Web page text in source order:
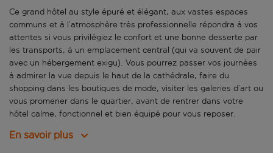
Ce grand hôtel au style épuré et élégant, aux vastes espaces
communs et à l’atmosphère très professionnelle répondra à vos
attentes si vous privilégiez le confort et une bonne desserte par
les transports, à un emplacement central (qui va souvent de pair
avec un hébergement exigu). Vous pourrez passer vos journées
à admirer la vue depuis le haut de la cathédrale, faire du
shopping dans les boutiques de mode, visiter les galeries d’art ou
vous promener dans le quartier, avant de rentrer dans votre
hôtel calme, fonctionnel et bien équipé pour vous reposer.
En savoir plus